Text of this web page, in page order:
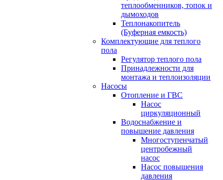
теплообменников, топок и
дымоходов
Теплонакопитель
(Буферная емкость)
Комплектующие для теплого
пола
Регулятор теплого пола
Принадлежности для
монтажа и теплоизоляции
Насосы
Отопление и ГВС
Насос
циркуляционный
Водоснабжение и
повышение давления
Многоступенчатый
центробежный
насос
Насос повышения
давления